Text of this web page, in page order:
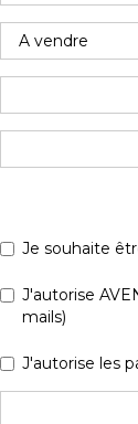
Je souhaite
J'autorise
mails)
J'autorise les